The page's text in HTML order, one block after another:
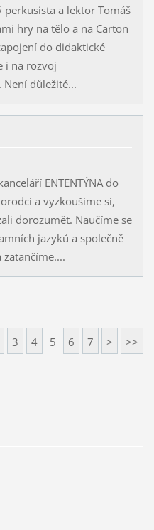
perkusista a lektor Tomáš
hry na tělo a na Carton
do didaktické
i na rozvoj
důležité...
ENTENTÝNA do
a vyzkoušíme si,
dorozumět. Naučíme se
jazyků a společně
3 4 5 6 7 > >>